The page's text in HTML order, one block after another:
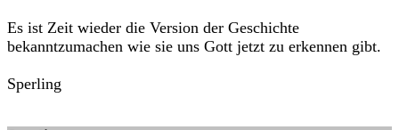
Es ist Zeit wieder die Version der Geschichte
bekanntzumachen wie sie uns Gott jetzt zu erkennen gibt.
Sperling